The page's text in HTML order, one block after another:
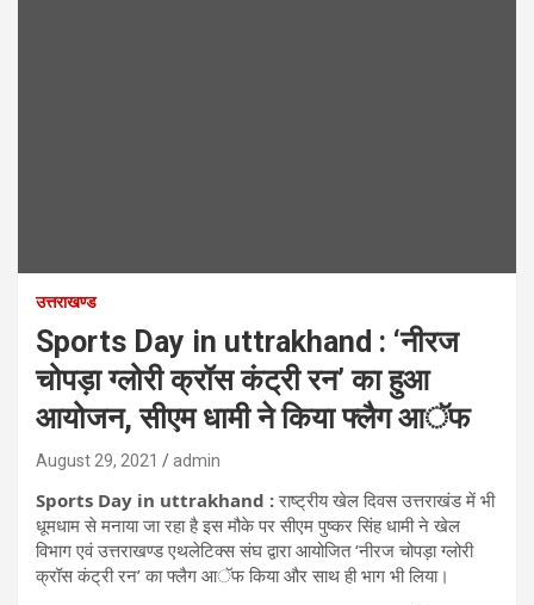
उत्तराखण्ड
Sports Day in uttrakhand : ‘नीरज
चोपड़ा ग्लोरी क्रॉस कंट्री रन’ का हुआ
आयोजन, सीएम धामी ने किया फ्लैग आॅफ
August 29, 2021 admin
Sports Day in uttrakhand :राष्ट्रीय खेल दिवस उत्तराखंड में भी
धूमधाम से मनाया जा रहा है इस मौके पर सीएम पुष्कर सिंह धामी ने खेल
विभाग एवं उत्तराखण्ड एथलेटिक्स संघ द्वारा आयोजित ‘नीरज चोपड़ा ग्लोरी
क्रॉस कंट्री रन’ का फ्लैग आॅफ किया और साथ ही भाग भी लिया।